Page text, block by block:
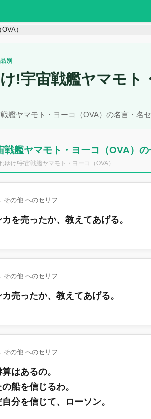
）
別
!宇宙戦艦ヤマモト
艦ヤマモト・ヨーコ（OVA）の名言・名
戦艦ヤマモト・ヨーコ（OVA）
ゆけ!宇宙戦艦ヤマモト・ヨーコ（OVA）
その他 へのセリフ
を売ったか、教えてあげる。
その他 へのセリフ
売ったか、教えてあげる。
その他 へのセリフ
はあるの。
船を信じるわ。
分を信じて、ローソン。